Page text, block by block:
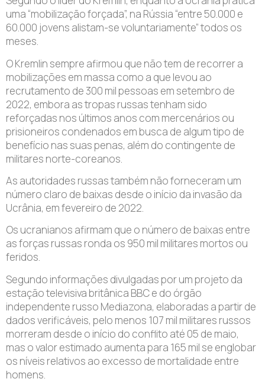
uma “mobilização forçada”, na Rússia “entre 50.000 e
60.000 jovens alistam-se voluntariamente” todos os
meses.
O Kremlin sempre afirmou que não tem de recorrer a
mobilizações em massa como a que levou ao
recrutamento de 300 mil pessoas em setembro de
2022, embora as tropas russas tenham sido
reforçadas nos últimos anos com mercenários ou
prisioneiros condenados em busca de algum tipo de
benefício nas suas penas, além do contingente de
militares norte-coreanos.
As autoridades russas também não forneceram um
número claro de baixas desde o início da invasão da
Ucrânia, em fevereiro de 2022.
Os ucranianos afirmam que o número de baixas entre
as forças russas ronda os 950 mil militares mortos ou
feridos.
Segundo informações divulgadas por um projeto da
estação televisiva britânica BBC e do órgão
independente russo Mediazona, elaboradas a partir de
dados verificáveis, pelo menos 107 mil militares russos
morreram desde o início do conflito até 05 de maio,
mas o valor estimado aumenta para 165 mil se englobar
os níveis relativos ao excesso de mortalidade entre
homens.